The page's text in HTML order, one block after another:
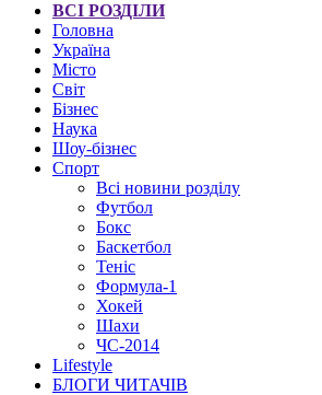
ВСІ РОЗДІЛИ
Головна
Україна
Місто
Світ
Бізнес
Наука
Шоу-бізнес
Спорт
Всі новини розділу
Футбол
Бокс
Баскетбол
Теніс
Формула-1
Хокей
Шахи
ЧС-2014
Lifestyle
БЛОГИ ЧИТАЧІВ